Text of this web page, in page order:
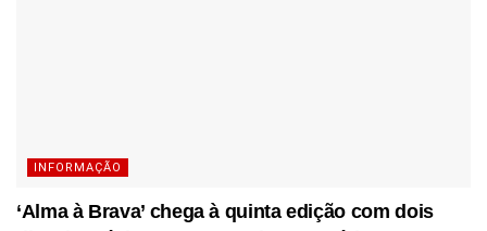
INFORMAÇÃO
‘Alma à Brava’ chega à quinta edição com dois